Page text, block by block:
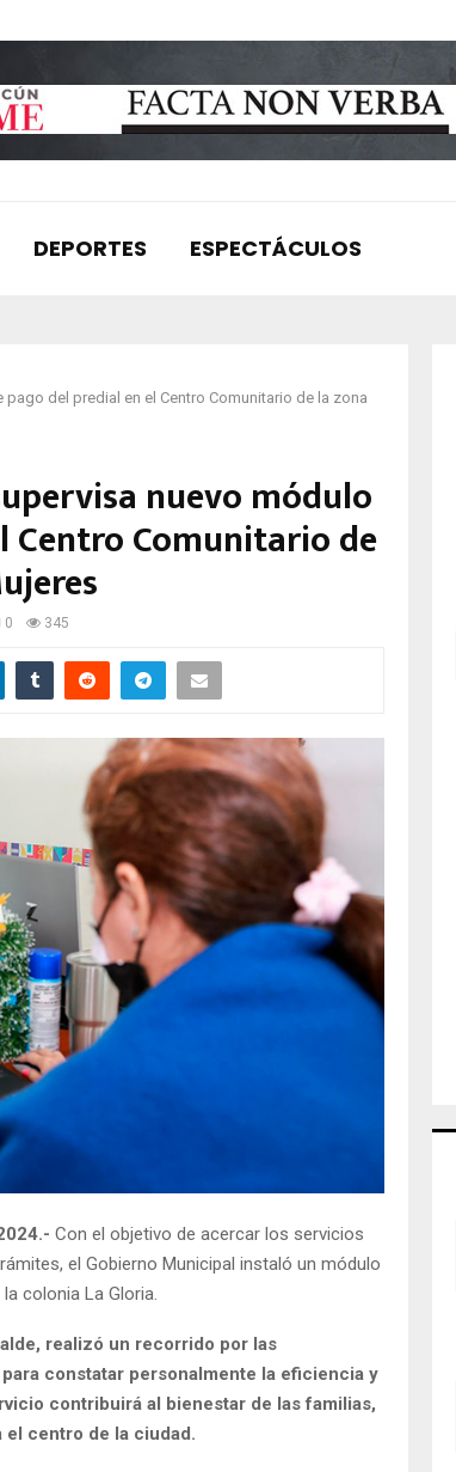
DEPORTES ESPECTÁCULOS
del predial en el Centro Comunitario de la zona
nuevo módulo
Centro Comunitario de
0 345
Con el objetivo de acercar los servicios
el Gobierno Municipal instaló un módulo
colonia La Gloria.
realizó un recorrido por las
constatar personalmente la eficiencia y
contribuirá al bienestar de las familias,
el centro de la ciudad.